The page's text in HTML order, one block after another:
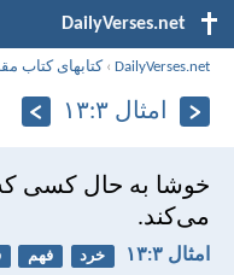
DailyVerses.net
DailyVerses.net
›کتابهای کتاب
امثال ۳:‏۱۳
خوشا به حال كسی
می‌كند.
امثال ۳:‏۱۳ خرد فهم